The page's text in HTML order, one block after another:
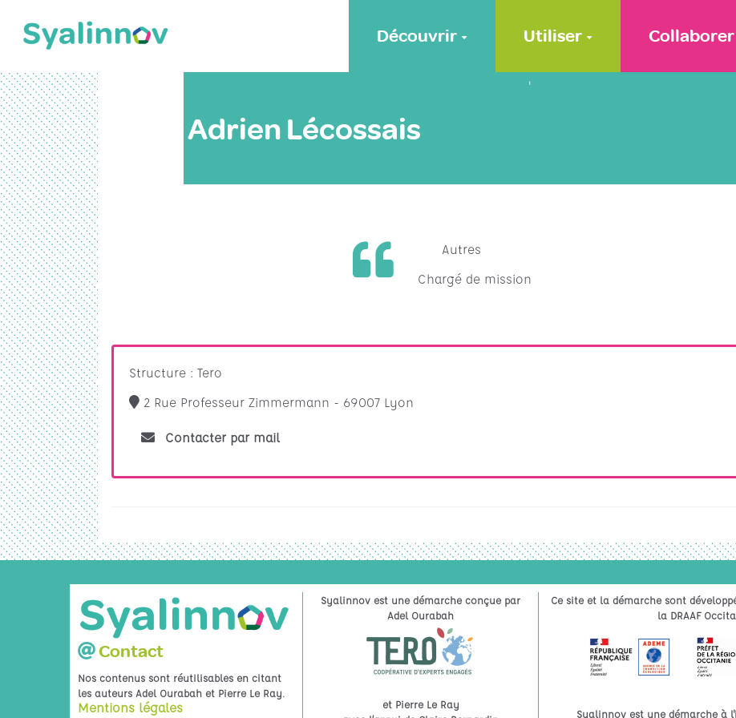
Découvrir Utiliser Collaborer
'
Adrien Lécossais
Autres
Chargé de mission
Structure : Tero
2 Rue Professeur Zimmermann - 69007 Lyon
Contacter par mail
Contact
Nos contenus sont réutilisables en citant
les auteurs Adel Ourabah et Pierre Le Ray.
Mentions légales
Syalinnov est une démarche conçue par
Adel Ourabah
et Pierre Le Ray
Ce site et la démarche sont
la DRAAF
Syalinnov est une démarche à